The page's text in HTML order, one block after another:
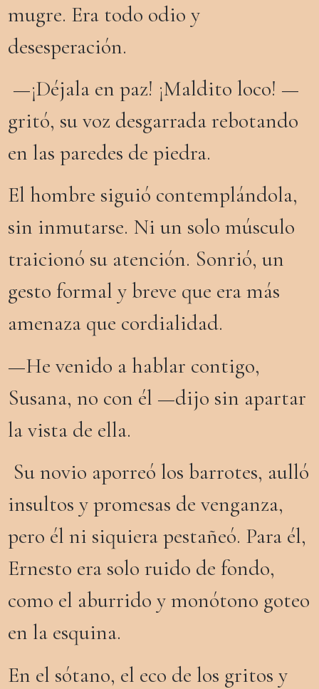
mugre. Era todo odio y
desesperación.
—¡Déjala en paz! ¡Maldito loco! —
gritó, su voz desgarrada rebotando
en las paredes de piedra.
El hombre siguió contemplándola,
sin inmutarse. Ni un solo músculo
traicionó su atención. Sonrió, un
gesto formal y breve que era más
amenaza que cordialidad.
—He venido a hablar contigo,
Susana, no con él —dijo sin apartar
la vista de ella.
Su novio aporreó los barrotes, aulló
insultos y promesas de venganza,
pero él ni siquiera pestañeó. Para él,
Ernesto era solo ruido de fondo,
como el aburrido y monótono goteo
en la esquina.
En el sótano, el eco de los gritos y